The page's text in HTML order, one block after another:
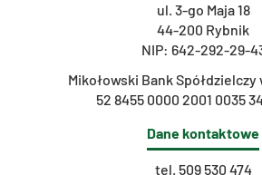
ul. 3-go Maja 18
44-200 Rybnik
NIP: 642-292-29-
Mikołowski Bank Spółdzielczy
52 8455 0000 2001 0035
Dane kontaktowe
tel. 509 530 474